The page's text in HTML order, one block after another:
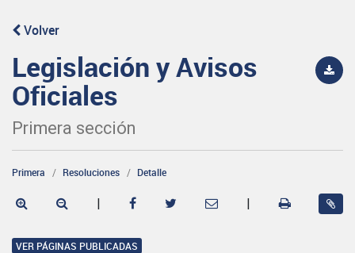
Volver
Legislación y Avisos
Oficiales
Primera sección
Primera Resoluciones Detalle
| |
VER PÁGINAS PUBLICADAS